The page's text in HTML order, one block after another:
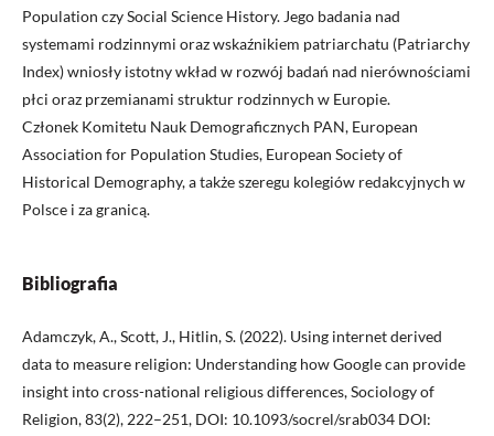
Population czy Social Science History. Jego badania nad
systemami rodzinnymi oraz wskaźnikiem patriarchatu (Patriarchy
Index) wniosły istotny wkład w rozwój badań nad nierównościami
płci oraz przemianami struktur rodzinnych w Europie.
Członek Komitetu Nauk Demograficznych PAN, European
Association for Population Studies, European Society of
Historical Demography, a także szeregu kolegiów redakcyjnych w
Polsce i za granicą.
Bibliografia
Adamczyk, A., Scott, J., Hitlin, S. (2022). Using internet derived
data to measure religion: Understanding how Google can provide
insight into cross-national religious differences, Sociology of
Religion, 83(2), 222–251, DOI: 10.1093/socrel/srab034 DOI: